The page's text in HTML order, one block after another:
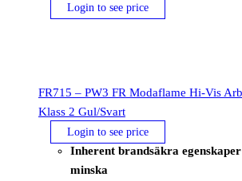
Login to see price
FR715 – PW3 FR Modaflame Hi-Vis
Klass 2 Gul/Svart
Login to see price
Inherent brandsäkra
minska